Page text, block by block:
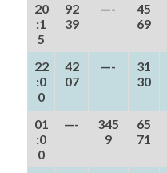
20
:1
5
92
39
—-
45
69
22
:0
0
42
07
—-
31
30
01
:0
0
—-
345
9
65
71